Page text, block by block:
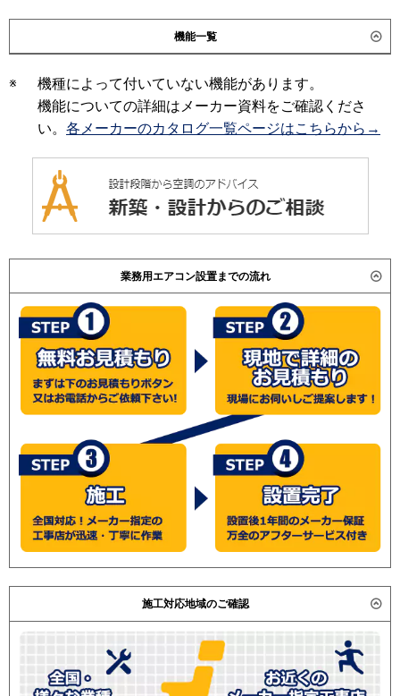
三菱重工 FDUZ636HK6S
パナソニック PA-P63FE7SGNC PA-P63FE7SGC
SSRM63BCV
RDXA06333JMU
三菱電機 PEZ-ZRMP63SD5 PEZ-
ZRMP63SDZ PEZ-ZRMP63SDY
PEZ-ZRMP63SDV PEZ-
ZRMP63SDR
RPI-GP63RGHJC8
GP63RGHJ8 RPI-GP63RGHJC7
RPI-GP63RGHJ7 RPI-
GP63RGHJC6 RPI-GP63RGHJ6
RPI-GP63RGHJC5 RPI-
GP63RGHJ5
RPI-GP63RGHJC4
RPI-GP63RGHJ4 RPI-AP63GHJC8
RPI-GP63RGHJC3 RPI-AP63GHJ8
RPI-GP63RGHJ3 RPI-AP63GHJC7
RPI-AP63GHJ7 RPI-GP63RGHJ2
FDUZ635HKA5SA FDUZ635HK5SA
FDUZ635HK5S
パナソニック PA-P63FE7SGB PA-P63FE7SGNB
PA-P63FE6SGB
PA-P63FE6SG PA-P63FE6SGN
機能一覧
※
機種によって付いていない機能があります。
機能についての詳細はメーカー資料をご確認くださ
い。 各メーカーのカタログ一覧ページはこちらから→
業務用エアコン設置までの流れ
施工対応地域のご確認